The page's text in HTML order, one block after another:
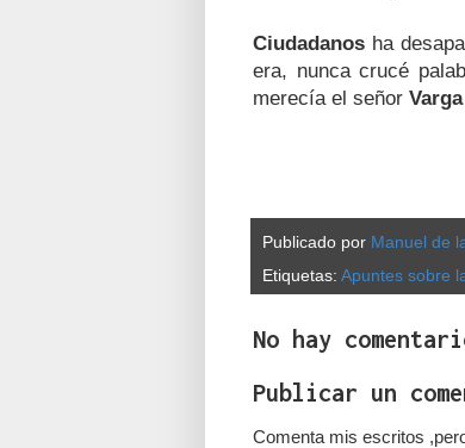
Ciudadanos ha
era, nunca crucé
merecía el señor Varga
Publicado por Manuel de
Etiquetas: Apuntes sobre
No hay
Publicar un
Comenta mis escritos